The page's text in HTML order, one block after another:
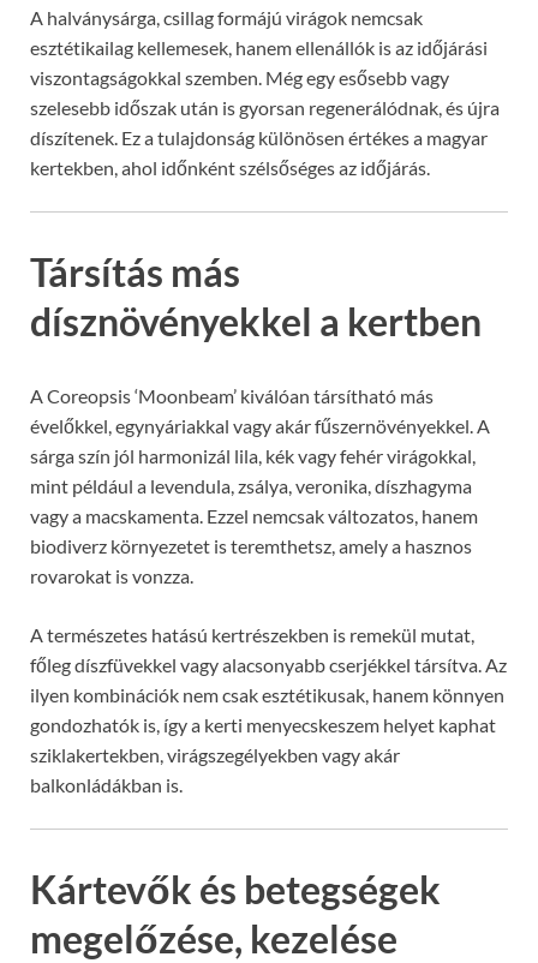
A halványsárga, csillag formájú virágok nemcsak
esztétikailag kellemesek, hanem ellenállók is az időjárási
viszontagságokkal szemben. Még egy esősebb vagy
szelesebb időszak után is gyorsan regenerálódnak, és újra
díszítenek. Ez a tulajdonság különösen értékes a magyar
kertekben, ahol időnként szélsőséges az időjárás.
Társítás más
dísznövényekkel a kertben
A Coreopsis ‘Moonbeam’ kiválóan társítható más
évelőkkel, egynyáriakkal vagy akár fűszernövényekkel. A
sárga szín jól harmonizál lila, kék vagy fehér virágokkal,
mint például a levendula, zsálya, veronika, díszhagyma
vagy a macskamenta. Ezzel nemcsak változatos, hanem
biodiverz környezetet is teremthetsz, amely a hasznos
rovarokat is vonzza.
A természetes hatású kertrészekben is remekül mutat,
főleg díszfüvekkel vagy alacsonyabb cserjékkel társítva. Az
ilyen kombinációk nem csak esztétikusak, hanem könnyen
gondozhatók is, így a kerti menyecskeszem helyet kaphat
sziklakertekben, virágszegélyekben vagy akár
balkonládákban is.
Kártevők és betegségek
megelőzése, kezelése